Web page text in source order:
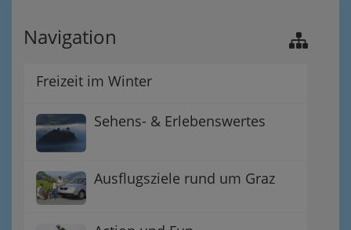
Navigation
Freizeit im Winter
Sehens- & Erlebenswertes
Ausflugsziele rund um Graz